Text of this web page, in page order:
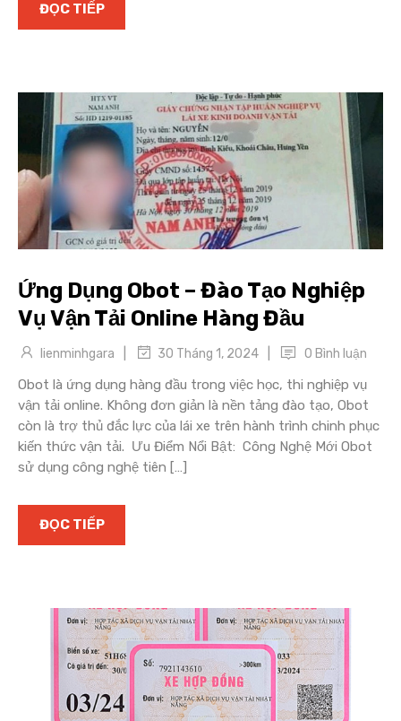
ĐỌC TIẾP
Ứng Dụng Obot – Đào Tạo Nghiệp
Vụ Vận Tải Online Hàng Đầu
lienminhgara 30 Tháng 1, 2024 0 Bình luận
Obot là ứng dụng hàng đầu trong việc học, thi nghiệp vụ
vận tải online. Không đơn giản là nền tảng đào tạo, Obot
còn là trợ thủ đắc lực của lái xe trên hành trình chinh phục
kiến thức vận tải. Ưu Điểm Nổi Bật: Công Nghệ Mới Obot
sử dụng công nghệ tiên […]
ĐỌC TIẾP